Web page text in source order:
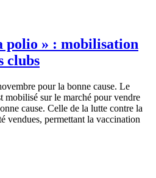
polio » : mobilisation
clubs
pour la bonne cause. Le
mobilisé sur le marché pour vendre
cause. Celle de la lutte contre la
vendues, permettant la vaccination